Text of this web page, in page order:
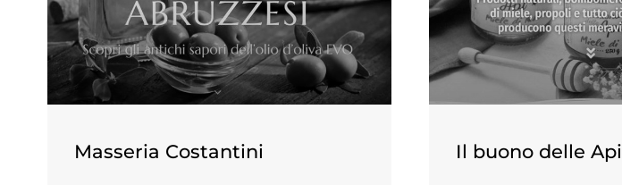
Masseria Costantini Il buono delle Api